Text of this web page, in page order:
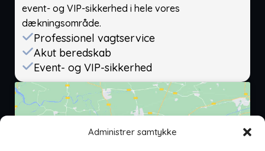
Administrer samtykke
event- og VIP-sikkerhed i hele vores
dækningsområde.
Professionel vagtservice
Akut beredskab
Event- og VIP-sikkerhed